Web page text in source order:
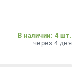
В наличии: 4 шт.
через 4 дня